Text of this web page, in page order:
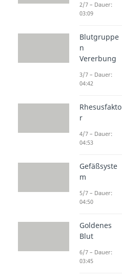
2/7 – Dauer:
03:09
Blutgruppe
n
Vererbung
3/7 – Dauer:
04:42
Rhesusfakto
r
4/7 – Dauer:
04:53
Gefäßsyste
m
5/7 – Dauer:
04:50
Goldenes
Blut
6/7 – Dauer:
03:45